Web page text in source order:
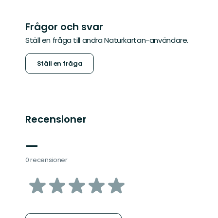
Frågor och svar
Ställ en fråga till andra Naturkartan-användare.
Ställ en fråga
Recensioner
—
0 recensioner
av